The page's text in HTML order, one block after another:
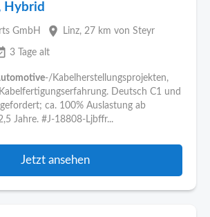
Hybrid
GmbH place Linz, 27 km von Steyr
3 Tage alt
-/Kabelherstellungsprojekten,
Deutsch C1 und
ca. 100% Auslastung ab
Jahre. #J-18808-Ljbffr...
Jetzt ansehen